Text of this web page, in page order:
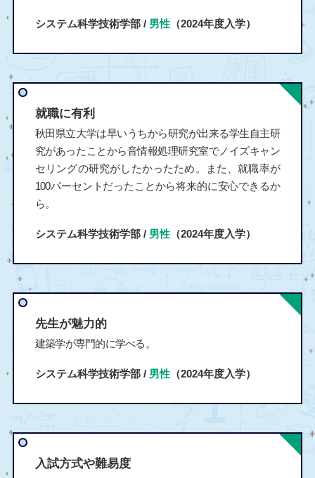
システム科学技術学部 / 男性（2024年度入学）
就職に有利
秋田県立大学は早いうちから研究が出来る学生自主研
究があったことから音情報処理研究室でノイズキャン
セリングの研究がしたかったため。また、就職率が
100パーセントだったことから将来的に安心できるか
ら。
システム科学技術学部 / 男性（2024年度入学）
先生が魅力的
建築学が専門的に学べる。
システム科学技術学部 / 男性（2024年度入学）
入試方式や難易度